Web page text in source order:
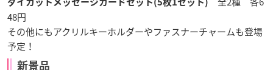
ダイカットメッセージカードセット(5枚1セット)
48円
その他にもアクリルキーホルダーやファスナーチャームも登場
予定！
新景品